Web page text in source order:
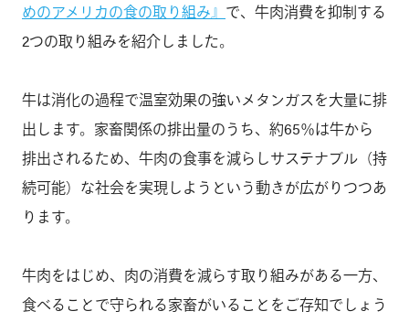
めのアメリカの食の取り組み』 で、牛肉消費を抑制する
2つの取り組みを紹介しました。
牛は消化の過程で温室効果の強いメタンガスを大量に排
出します。家畜関係の排出量のうち、約65％は牛から
排出されるため、牛肉の食事を減らしサステナブル（持
続可能）な社会を実現しようという動きが広がりつつあ
ります。
牛肉をはじめ、肉の消費を減らす取り組みがある一方、
食べることで守られる家畜がいることをご存知でしょう